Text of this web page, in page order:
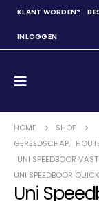
KLANT WORDEN?
INLOGGEN
HOME
SHOP
GEREEDSCHAP,
UNI SPEEDBOOR
UNI SPEEDBOOR
Uni